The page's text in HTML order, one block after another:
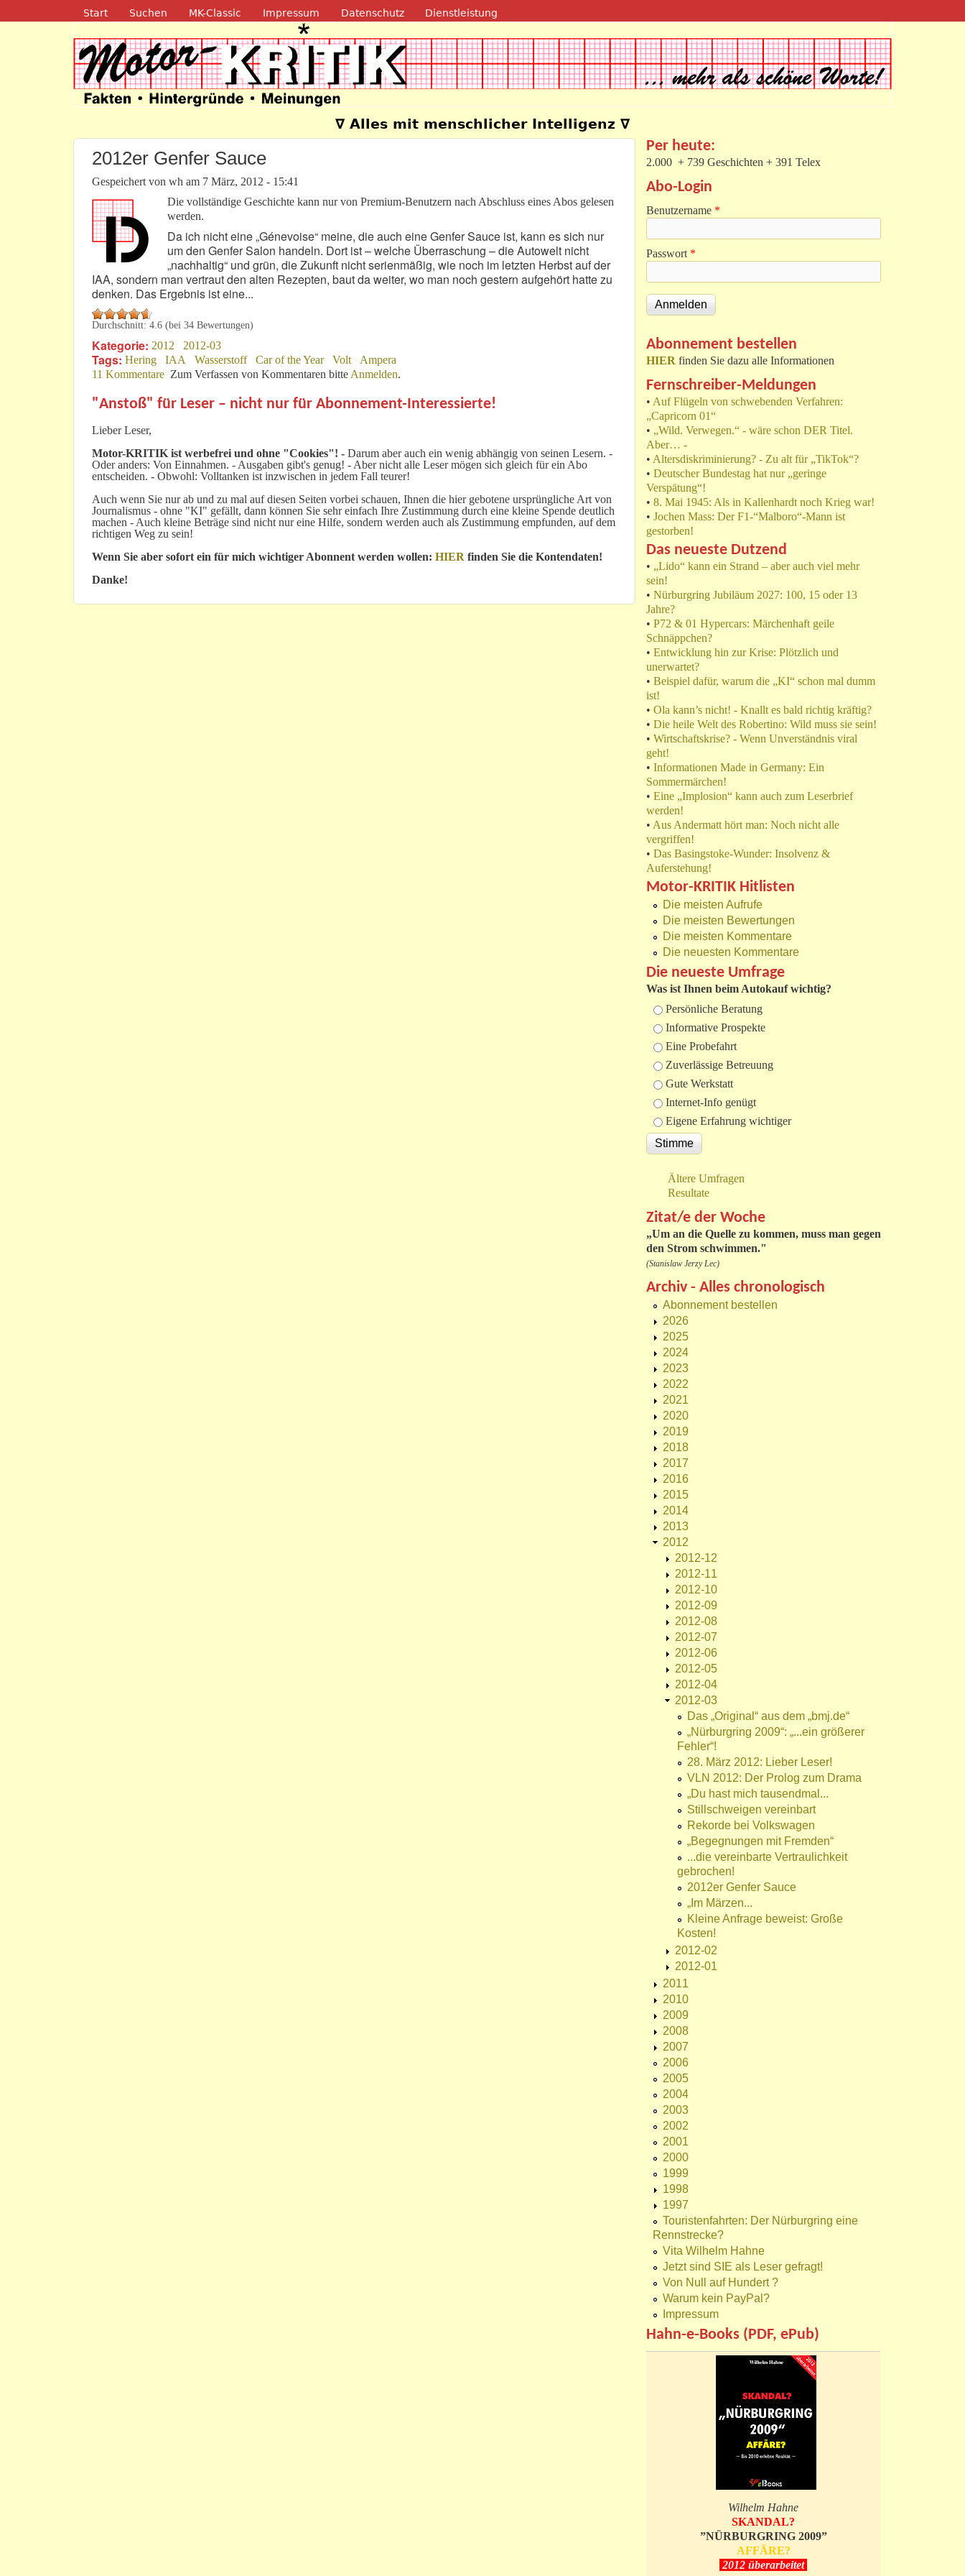
Direkt zum Inhalt
Navigation
Start Suchen MK-Classic Impressum Datenschutz Dienstleistung
Motor-Kritik.de∇ Alles mit menschlicher Intelligenz ∇
2012er Genfer Sauce
Gespeichert von wh am 7 März, 2012 - 15:41
Die vollständige Geschichte kann nur von Premium-Benutzern nach Abschluss eines Abos gelesen
werden.
Da ich nicht eine „Génevoise“ meine, die auch eine Genfer Sauce ist, kann es sich nur
um den Genfer Salon handeln. Dort ist – welche Überraschung – die Autowelt nicht
„nachhaltig“ und grün, die Zukunft nicht serienmäßig, wie noch im letzten Herbst auf der
IAA, sondern man vertraut den alten Rezepten, baut da weiter, wo man noch gestern aufgehört hatte zu
denken. Das Ergebnis ist eine...
Durchschnitt: 4.6 (bei 34 Bewertungen)
Kategorie: 2012 2012-03
Tags: Hering IAA Wasserstoff Car of the Year Volt
Ampera
11 Kommentare Zum Verfassen von Kommentaren bitte Anmelden.
"Anstoß" für Leser – nicht nur für Abonnement-Interessierte!
Lieber Leser,
Motor-KRITIK ist werbefrei und ohne "Cookies"! - Darum aber auch ein wenig abhängig von seinen Lesern. -
Oder anders: Von Einnahmen. - Ausgaben gibt's genug! - Aber nicht alle Leser mögen sich gleich für ein Abo
entscheiden. - Obwohl: Volltanken ist inzwischen in jedem Fall teurer!
Auch wenn Sie nur ab und zu mal auf diesen Seiten vorbei schauen, Ihnen die hier gebotene ursprüngliche Art von
Journalismus - ohne "KI" gefällt, dann können Sie sehr einfach Ihre Zustimmung durch eine kleine Spende deutlich
machen - Auch kleine Beträge sind nicht nur eine Hilfe, sondern werden auch als Zustimmung empfunden, auf dem
richtigen Weg zu sein!
Wenn Sie aber sofort ein für mich wichtiger Abonnent werden wollen: HIER finden Sie die Kontendaten!
Danke!
Per heute:
2.000 + 739 Geschichten + 391 Telex
Abo-Login
Benutzername *
Passwort *
Abonnement bestellen
HIER finden Sie dazu alle Informationen
Fernschreiber-Meldungen
• Auf Flügeln von schwebenden Verfahren:
„Capricorn 01“
• „Wild. Verwegen.“ - wäre schon DER Titel.
Aber… -
• Altersdiskriminierung? - Zu alt für „TikTok“?
• Deutscher Bundestag hat nur „geringe
Verspätung“!
• 8. Mai 1945: Als in Kallenhardt noch Krieg war!
• Jochen Mass: Der F1-“Malboro“-Mann ist
gestorben!
Das neueste Dutzend
• „Lido“ kann ein Strand – aber auch viel mehr
sein!
• Nürburgring Jubiläum 2027: 100, 15 oder 13
Jahre?
• P72 & 01 Hypercars: Märchenhaft geile
Schnäppchen?
• Entwicklung hin zur Krise: Plötzlich und
unerwartet?
• Beispiel dafür, warum die „KI“ schon mal dumm
ist!
• Ola kann’s nicht! - Knallt es bald richtig kräftig?
• Die heile Welt des Robertino: Wild muss sie sein!
• Wirtschaftskrise? - Wenn Unverständnis viral
geht!
• Informationen Made in Germany: Ein
Sommermärchen!
• Eine „Implosion“ kann auch zum Leserbrief
werden!
• Aus Andermatt hört man: Noch nicht alle
vergriffen!
• Das Basingstoke-Wunder: Insolvenz &
Auferstehung!
Motor-KRITIK Hitlisten
Die meisten Aufrufe
Die meisten Bewertungen
Die meisten Kommentare
Die neuesten Kommentare
Die neueste Umfrage
Was ist Ihnen beim Autokauf wichtig?
Auswahlmöglichkeiten
Persönliche Beratung
Informative Prospekte
Eine Probefahrt
Zuverlässige Betreuung
Gute Werkstatt
Internet-Info genügt
Eigene Erfahrung wichtiger
Ältere Umfragen
Resultate
Zitat/e der Woche
„Um an die Quelle zu kommen, muss man gegen
den Strom schwimmen."
(Stanislaw Jerzy Lec)
Archiv - Alles chronologisch
Abonnement bestellen
2026
2025
2024
2023
2022
2021
2020
2019
2018
2017
2016
2015
2014
2013
2012
2012-12
2012-11
2012-10
2012-09
2012-08
2012-07
2012-06
2012-05
2012-04
2012-03
Das „Original“ aus dem „bmj.de“
„Nürburgring 2009“: „...ein größerer
Fehler“!
28. März 2012: Lieber Leser!
VLN 2012: Der Prolog zum Drama
„Du hast mich tausendmal...
Stillschweigen vereinbart
Rekorde bei Volkswagen
„Begegnungen mit Fremden“
...die vereinbarte Vertraulichkeit
gebrochen!
2012er Genfer Sauce
„Im Märzen...
Kleine Anfrage beweist: Große
Kosten!
2012-02
2012-01
2011
2010
2009
2008
2007
2006
2005
2004
2003
2002
2001
2000
1999
1998
1997
Touristenfahrten: Der Nürburgring eine
Rennstrecke?
Vita Wilhelm Hahne
Jetzt sind SIE als Leser gefragt!
Von Null auf Hundert ?
Warum kein PayPal?
Impressum
Hahn-e-Books (PDF, ePub)
Wilhelm Hahne
SKANDAL?
”NÜRBURGRING 2009”
AFFÄRE?
2012 überarbeitet